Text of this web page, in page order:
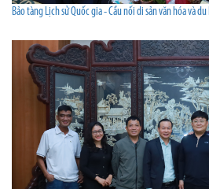
Bảo tàng Lịch sử Quốc gia - Cầu nối di sản văn hóa và